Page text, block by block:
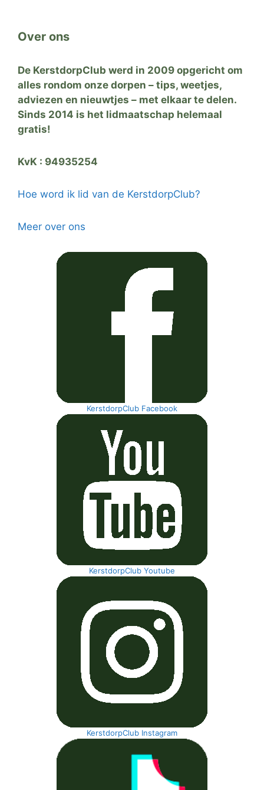
Over ons
De KerstdorpClub werd in 2009 opgericht om
alles rondom onze dorpen – tips, weetjes,
adviezen en nieuwtjes – met elkaar te delen.
Sinds 2014 is het lidmaatschap helemaal
gratis!
KvK : 94935254
Hoe word ik lid van de KerstdorpClub?
Meer over ons
KerstdorpClub Facebook
KerstdorpClub Youtube
KerstdorpClub Instagram